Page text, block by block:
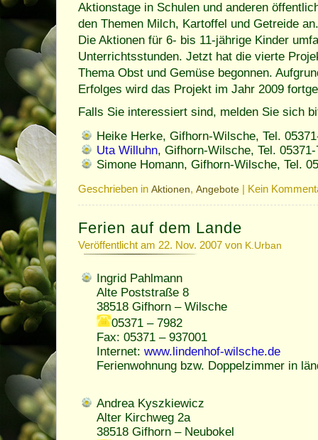
Aktionstage in Schulen und anderen
den Themen Milch, Kartoffel und Getreide an.
Die Aktionen für 6- bis 11-jährige Kinder
Unterrichtsstunden. Jetzt hat die vierte
Thema Obst und Gemüse begonnen.
Erfolges wird das Projekt im Jahr 2009
Falls Sie interessiert sind, melden Sie sich
Heike Herke, Gifhorn-Wilsche, Tel.
Uta Willuhn, Gifhorn-Wilsche, Tel. 05371-
Simone Homann, Gifhorn-Wilsche, Tel.
Geschrieben in Aktionen, Angebote Kein
Ferien auf dem Lande
Veröffentlicht am 22. Nov. 2007 von K.Urban
Ingrid Pahlmann
Alte Poststraße 8
38518 Gifhorn – Wilsche
05371 – 7982
Fax: 05371 – 937001
Internet: www.lindenhof-wilsche.de
Ferienwohnung bzw. Doppelzimmer in
Andrea Kyszkiewicz
Alter Kirchweg 2a
38518 Gifhorn – Neubokel